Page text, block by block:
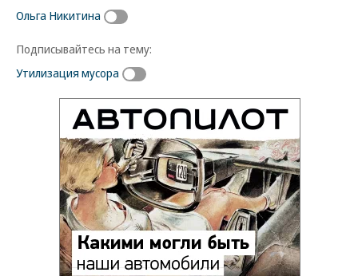
Ольга Никитина
Подписывайтесь на тему:
Утилизация мусора